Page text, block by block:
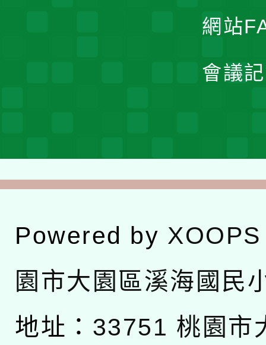
網站
會議
Powered by XOOPS
園市大園區溪海國民
地址： 33751 桃園市